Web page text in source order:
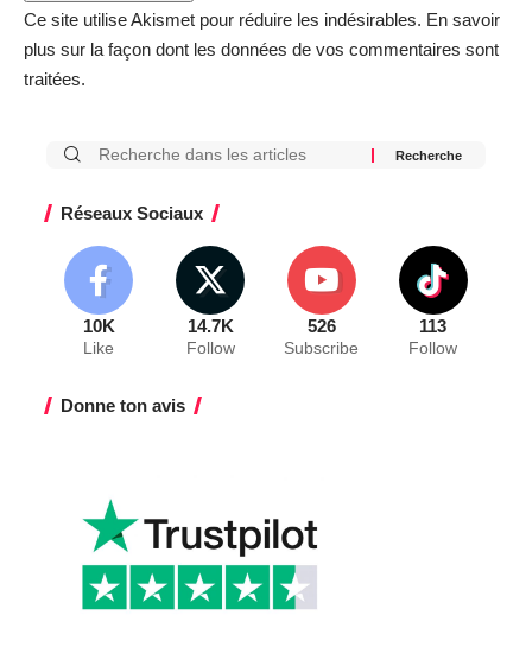
Ce site utilise Akismet pour réduire les indésirables. En savoir
plus sur la façon dont les données de vos commentaires sont
traitées.
Réseaux Sociaux
10K
Like
14.7K
Follow
526
Subscribe
113
Follow
Donne ton avis